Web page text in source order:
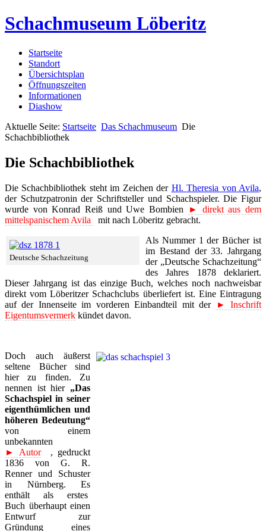
Schachmuseum Löberitz
Startseite
Standort
Übersichtsplan
Öffnungszeiten
Informationen
Diashow
Aktuelle Seite: Startseite Das Schachmuseum Die
Schachbibliothek
Die Schachbibliothek
Die Schachbibliothek steht im Zeichen der Hl. Theresia von Avila,
der Schutzpatronin der Schriftsteller und Schachspieler. Die Figur
wurde von Konrad Reiß und Uwe Bombien
► direkt aus dem
mittelspanischem Avila
mit nach Löberitz gebracht.
Deutsche Schachzeitung
Als Nummer 1 der Bücher ist
im Bestand der 33. Jahrgang
der „Deutsche Schachzeitung“
des Jahres 1878 deklariert.
Dieser Jahrgang ist das einzige Buch, welches noch nachweisbar
direkt vom Löberitzer Schachclubs überliefert ist. Eine Eintragung
auf der Innenseite im vorderen Einbandteil mit der
► Inschrift
Eigentumsvermerk kündet davon.
Doch auch äußerst
seltene Bücher sind
hier zu finden. Zu
nennen ist hier „Das
Schachspiel in seiner
eigenthümlichen und
höheren Bedeutung“
von einem
unbekannten
► Autor, gedruckt
1836 von G. R.
Renner und Schuster
in Nürnberg. Es
enthält als erstes
Buch überhaupt einen
Entwurf zur
Gründung eines